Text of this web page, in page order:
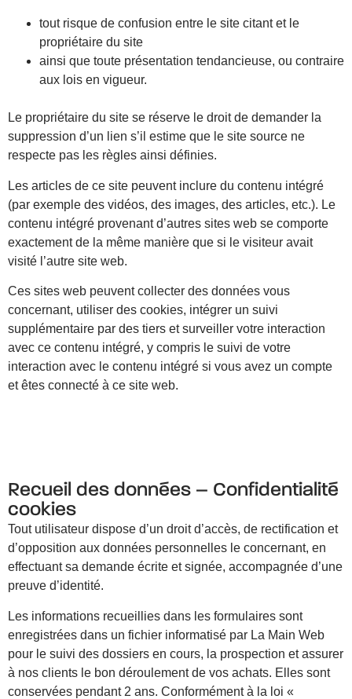
tout risque de confusion entre le site citant et le
propriétaire du site
ainsi que toute présentation tendancieuse, ou contraire
aux lois en vigueur.
Le propriétaire du site se réserve le droit de demander la
suppression d’un lien s’il estime que le site source ne
respecte pas les règles ainsi définies.
Les articles de ce site peuvent inclure du contenu intégré
(par exemple des vidéos, des images, des articles, etc.). Le
contenu intégré provenant d’autres sites web se comporte
exactement de la même manière que si le visiteur avait
visité l’autre site web.
Ces sites web peuvent collecter des données vous
concernant, utiliser des cookies, intégrer un suivi
supplémentaire par des tiers et surveiller votre interaction
avec ce contenu intégré, y compris le suivi de votre
interaction avec le contenu intégré si vous avez un compte
et êtes connecté à ce site web.
Recueil des données – Confidentialité
cookies
Tout utilisateur dispose d’un droit d’accès, de rectification et
d’opposition aux données personnelles le concernant, en
effectuant sa demande écrite et signée, accompagnée d’une
preuve d’identité.
Les informations recueillies dans les formulaires sont
enregistrées dans un fichier informatisé par La Main Web
pour le suivi des dossiers en cours, la prospection et assurer
à nos clients le bon déroulement de vos achats. Elles sont
conservées pendant 2 ans. Conformément à la loi «